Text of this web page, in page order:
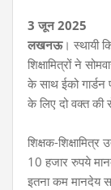
3 जून 2025
लखनऊ। स्थायी
शिक्षामित्रों ने
के साथ ईको गार्डन
के लिए दो वक्त की
शिक्षक-
10 हजार रुपये
इतना कम मानदेय